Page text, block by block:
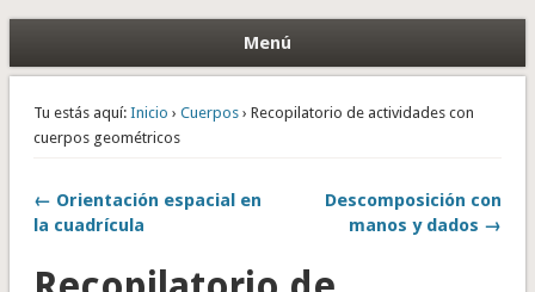
Menú
Tu estás aquí: Inicio › Cuerpos› Recopilatorio de actividades con
cuerpos geométricos
← Orientación espacial en
la cuadrícula
Descomposición con
manos y dados →